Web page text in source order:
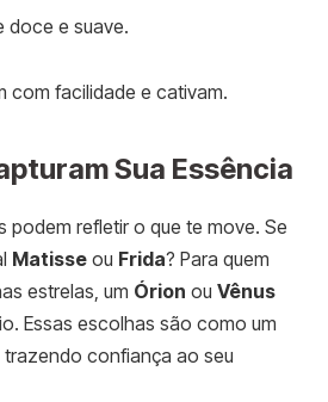
doce e suave.
com facilidade e cativam.
Sua Essência
podem refletir o que te move. Se
Matisse ou Frida? Para quem
estrelas, um Órion ou Vênus
Essas escolhas são como um
trazendo confiança ao seu